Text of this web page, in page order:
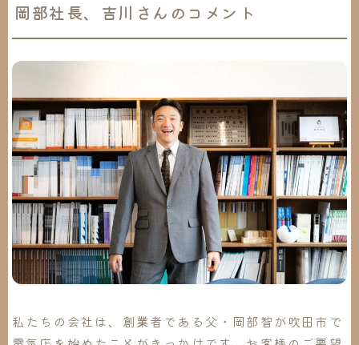
岡部社長、吉川さんのコメント
私たちの会社は、創業者である父・岡部智が吹田市で